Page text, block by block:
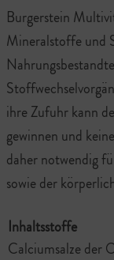
Burgerstein
Mineralstoffe und
ihre Zufuhr kann
gewinnen und
daher notwendig
sowie der
Inhaltsstoffe
Calciumsalze der